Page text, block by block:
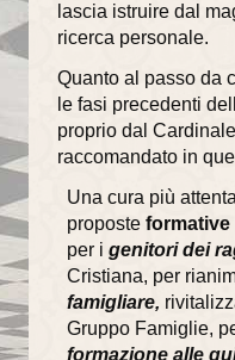
lascia istruire dal
ricerca personale.
Quanto al passo da
le fasi precedenti
proprio dal
raccomandato in
Una cura più
proposte formative
per i genitori dei
Cristiana, per
famigliare,
Gruppo Famiglie,
formazione alle